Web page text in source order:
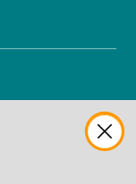
solo alle